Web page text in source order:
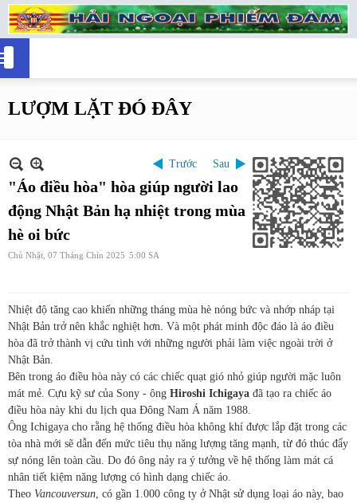
LƯỢM LẶT ĐÓ ĐÂY
Trước Sau
"Áo điều hòa" hòa giúp người lao
động Nhật Bản hạ nhiệt trong mùa
hè oi bức
Chủ Nhật, 07 Tháng Chín 2025 5:00 SA
Nhiệt độ tăng cao khiến những tháng mùa hè nóng bức và nhớp nháp tại
Nhật Bản trở nên khắc nghiệt hơn. Và một phát minh độc đáo là áo điều
hòa đã trở thành vị cứu tinh với những người phải làm việc ngoài trời ở
Nhật Bản.
Bên trong áo điều hòa này có các chiếc quạt gió nhỏ giúp người mặc luôn
mát mẻ. Cựu kỹ sư của Sony - ông Hiroshi Ichigaya đã tạo ra chiếc áo
điều hòa này khi du lịch qua Đông Nam Á năm 1988.
Ông Ichigaya cho rằng hệ thống điều hòa không khí được lắp đặt trong các
tòa nhà mới sẽ dẫn đến mức tiêu thụ năng lượng tăng mạnh, từ đó thúc đẩy
sự nóng lên toàn cầu. Do đó ông nảy ra ý tưởng về hệ thống làm mát cá
nhân tiết kiệm năng lượng có hình dạng chiếc áo.
Theo Vancouversun , có gần 1.000 công ty ở Nhật sử dụng loại áo này, bao